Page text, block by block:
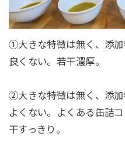
①大きな特徴は無く、添加
良くない。若干濃厚。
②大きな特徴は無く、添加
よくない。よくある缶詰
干すっきり。